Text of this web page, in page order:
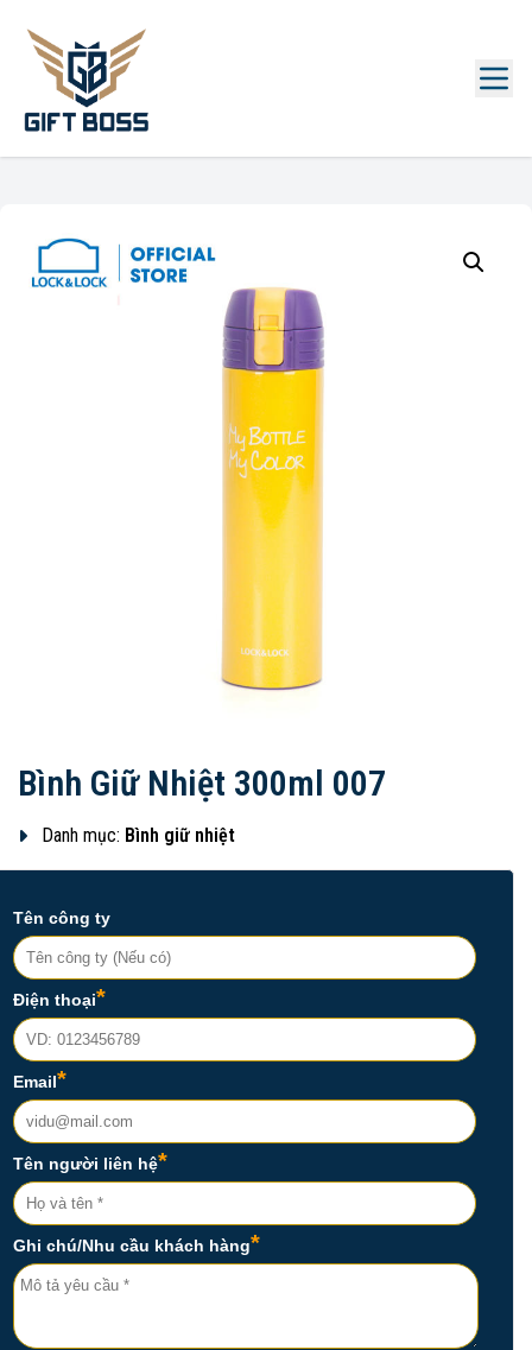
Bình Giữ Nhiệt 300ml 007
Danh mục: Bình giữ nhiệt